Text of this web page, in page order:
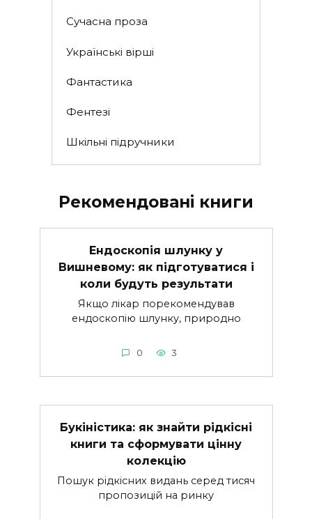
Сучасна проза
Українські вірші
Фантастика
Фентезі
Шкільні підручники
Рекомендовані книги
Ендоскопія шлунку у
Вишневому: як підготуватися і
коли будуть результати
Якщо лікар порекомендував
ендоскопію шлунку, природно
0 3
Букіністика: як знайти рідкісні
книги та сформувати цінну
колекцію
Пошук рідкісних видань серед тисяч
пропозицій на ринку